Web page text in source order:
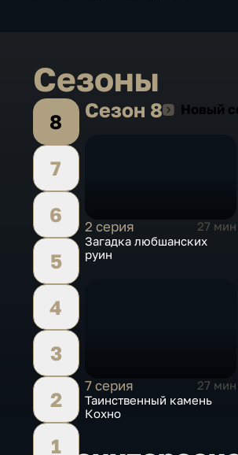
Сезоны
8
7
6
5
4
3
2
1
Сезон 8Сезон 8 Новый
2 серия
27 мин
Загадка любшанских
руин
7 серия
27 мин
Таинственный камень
Кохно